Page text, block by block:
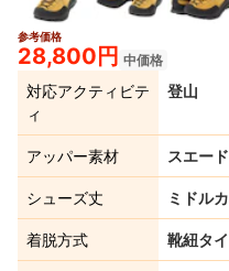
参考価格
28,800円 中価格
対応アクティビテ
ィ
登山
アッパー素材 スエー
シューズ丈 ミドル
着脱方式 靴紐タ